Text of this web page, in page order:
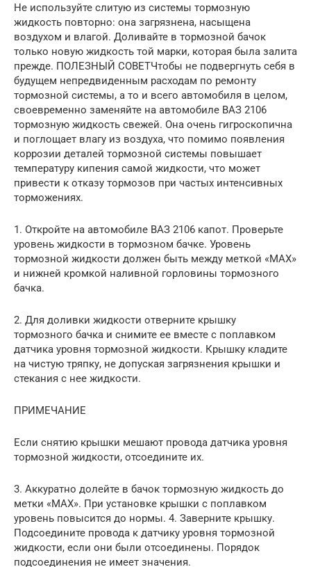
Не используйте слитую из системы тормозную
жидкость повторно: она загрязнена, насыщена
воздухом и влагой. Доливайте в тормозной бачок
только новую жидкость той марки, которая была залита
прежде. ПОЛЕЗНЫЙ СОВЕТЧтобы не подвергнуть себя в
будущем непредвиденным расходам по ремонту
тормозной системы, а то и всего автомобиля в целом,
своевременно заменяйте на автомобиле ВАЗ 2106
тормозную жидкость свежей. Она очень гигроскопична
и поглощает влагу из воздуха, что помимо появления
коррозии деталей тормозной системы повышает
температуру кипения самой жидкости, что может
привести к отказу тормозов при частых интенсивных
торможениях.
1. Откройте на автомобиле ВАЗ 2106 капот. Проверьте
уровень жидкости в тормозном бачке. Уровень
тормозной жидкости должен быть между меткой «МАХ»
и нижней кромкой наливной горловины тормозного
бачка.
2. Для доливки жидкости отверните крышку
тормозного бачка и снимите ее вместе с поплавком
датчика уровня тормозной жидкости. Крышку кладите
на чистую тряпку, не допуская загрязнения крышки и
стекания с нее жидкости.
ПРИМЕЧАНИЕ
Если снятию крышки мешают провода датчика уровня
тормозной жидкости, отсоедините их.
3. Аккуратно долейте в бачок тормозную жидкость до
метки «МАХ». При установке крышки с поплавком
уровень повысится до нормы. 4. Заверните крышку.
Подсоедините провода к датчику уровня тормозной
жидкости, если они были отсоединены. Порядок
подсоединения не имеет значения.